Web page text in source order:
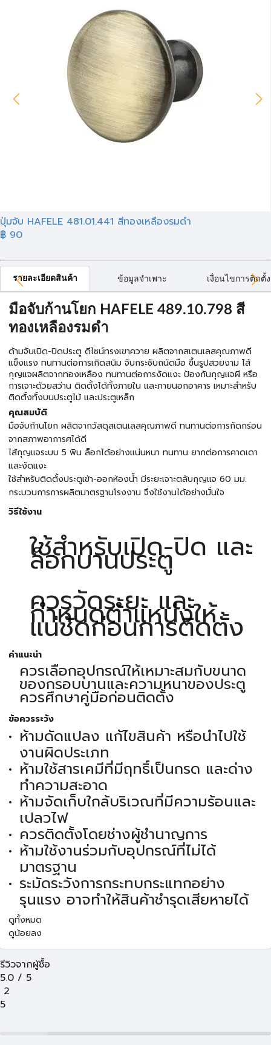
ปุ่มจับ HAFELE 481.01.441 สีทองเหลืองรมดำ
฿ 90
รายละเอียดสินค้า ข้อมูลจำเพาะ เงื่อนไขการติดตั้ง
มือจับก้านโยก HAFELE 489.10.798 สี
ทองเหลืองรมดำ
ด้ามจับเปิด-ปิดประตู ดีไซน์ทรงเขาควาย ผลิตจากสเตนเลสคุณภาพดี
แข็งแรง ทนทานต่อการเกิดสนิม จับกระชับถนัดมือ ขึ้นรูปสวยงาม ไส้
กุญแจผลิตจากทองเหลือง ทนทานต่อการงัดแงะ ป้องกันกุญแจผี หรือ
การเจาะด้วยสว่าน ติดตั้งได้ทั้งภายใน และภายนอกอาคาร เหมาะสำหรับ
ติดตั้งทั้งบนประตูไม้ และประตูเหล็ก
คุณสมบัติ
มือจับก้านโยก ผลิตจากวัสดุสเตนเลสคุณภาพดี ทนทานต่อการกัดกร่อน
จากสภาพอาการศได้ดี
ไส้กุญแจระบบ 5 พิน ล็อกได้อย่างแน่นหนา ทนทาน ยากต่อการคาดเดา
และงัดแงะ
ใช้สำหรับติดตั้งประตูเข้า-ออกห้องน้ำ มีระยะเจาะตลับกุญแจ 60 มม.
กระบวนการการผลิตมาตรฐานโรงงาน จึงใช้งานได้อย่างมั่นใจ
วิธีใช้งาน
ใช้สำหรับเปิด-ปิด และ
ล็อกบานประตู
ควรวัดระยะ และ
กำหนดตำแหน่งให้
แน่ชัดก่อนการติดตั้ง
คำแนะนำ
ควรเลือกอุปกรณ์ให้เหมาะสมกับขนาด
ของกรอบบานและความหนาของประตู
ควรศึกษาคู่มือก่อนติดตั้ง
ข้อควรระวัง
ห้ามดัดแปลง แก้ไขสินค้า หรือนำไปใช้
งานผิดประเภท
ห้ามใช้สารเคมีที่มีฤทธิ์เป็นกรด และด่าง
ทำความสะอาด
ห้ามจัดเก็บใกล้บริเวณที่มีความร้อนและ
เปลวไฟ
ควรติดตั้งโดยช่างผู้ชำนาญการ
ห้ามใช้งานร่วมกับอุปกรณ์ที่ไม่ได้
มาตรฐาน
ระมัดระวังการกระทบกระแทกอย่าง
รุนแรง อาจทำให้สินค้าชำรุดเสียหายได้
ดูทั้งหมด
ดูน้อยลง
รีวิวจากผู้ซื้อ
5.0 / 5
2
5